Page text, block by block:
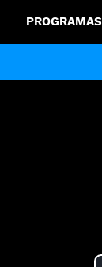
PROGRAMAS